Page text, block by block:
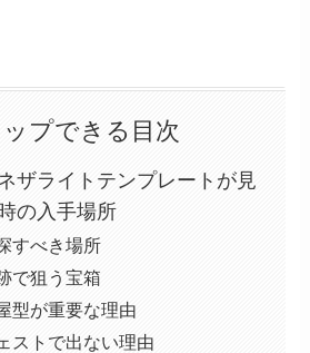
プできる目次
ザライトテンプレートが見
の入手場所
すべき場所
で狙う宝箱
型が重要な理由
ストで出ない理由